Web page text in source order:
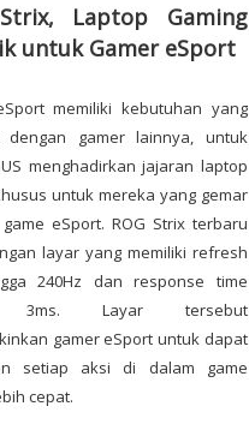
Laptop Gaming
untuk Gamer eSport
memiliki kebutuhan yang
dengan gamer lainnya, untuk
menghadirkan jajaran laptop
untuk mereka yang gemar
eSport. ROG Strix terbaru
layar yang memiliki refresh
240Hz dan response time
3ms. Layar tersebut
gamer eSport untuk dapat
setiap aksi di dalam game
cepat.